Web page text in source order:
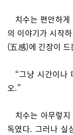
치수는 편안하
의 이야기가 시작
(五感)에 긴장이
“그냥 시간이나
오.”
치수는 아무렇
독였다. 그러나 실